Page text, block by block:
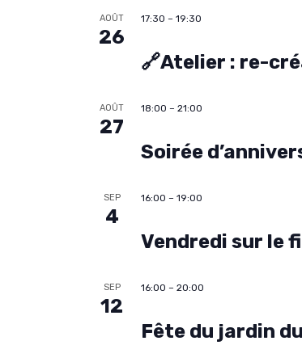
AOÛT
26
17:30 – 19:30
🔗Atelier : re-
AOÛT
27
18:00 – 21:00
Soirée
SEP
4
16:00 – 19:00
Vendredi sur le
SEP
12
16:00 – 20:00
Fête du jardin